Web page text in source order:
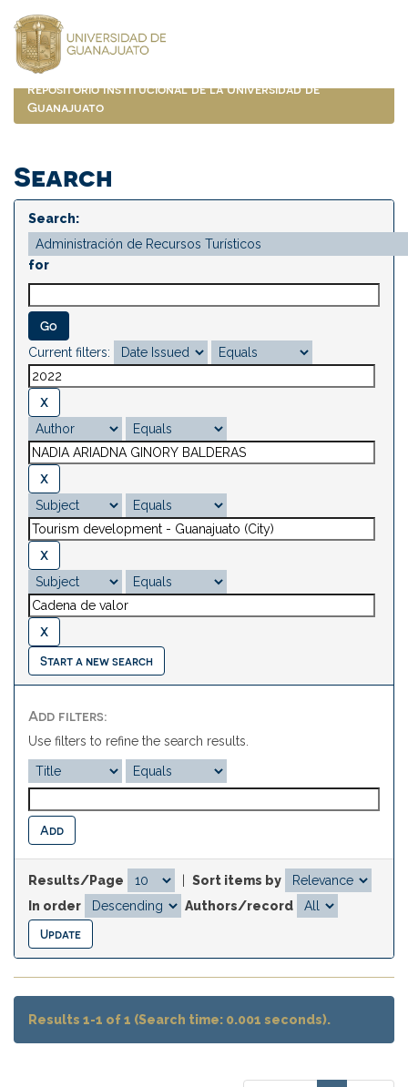
navigation
Repositorio Institucional de la Universidad de
Guanajuato
Search
Search:
for
Current filters:
Start a new search
Add filters:
Use filters to refine the search results.
Results/Page
Sort items by
In order
Authors/record
Results 1-1 of 1 (Search time: 0.001 seconds).